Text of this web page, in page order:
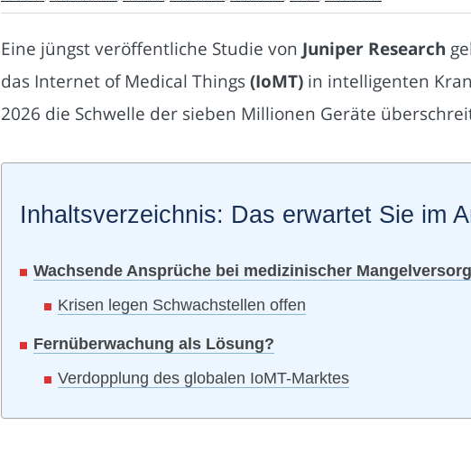
Eine jüngst veröffentliche Studie von Juniper Research
das Internet of Medical Things(IoMT) in intelligenten
2026 die Schwelle der sieben Millionen Geräte
Inhaltsverzeichnis: Das erwartet Sie im
Wachsende Ansprüche bei medizinischer
Krisen legen Schwachstellen offen
Fernüberwachung als Lösung?
Verdopplung des globalen IoMT-Marktes